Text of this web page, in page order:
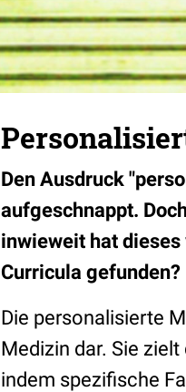
Den Ausdruck
aufgeschnappt.
inwieweit hat
Curricula gefunden?
Die personalisierte
Medizin dar. Sie
indem spezifische